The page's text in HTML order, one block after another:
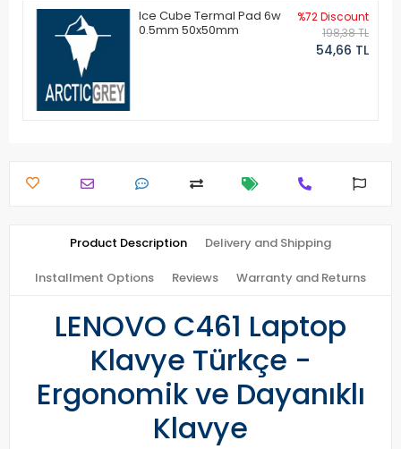
Ice Cube Termal Pad 6w
0.5mm 50x50mm
%72 Discount
198,38 TL
54,66 TL
Product Description Delivery and Shipping
Installment Options Reviews Warranty and Returns
LENOVO C461 Laptop
Klavye Türkçe -
Ergonomik ve Dayanıklı
Klavye